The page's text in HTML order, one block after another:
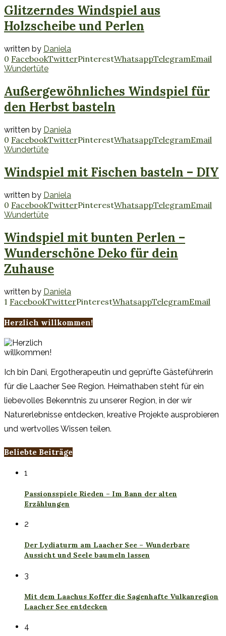
Glitzerndes Windspiel aus
Holzscheibe und Perlen
written by Daniela
0 FacebookTwitterPinterestWhatsappTelegramEmail
Wundertüte
Außergewöhnliches Windspiel für
den Herbst basteln
written by Daniela
0 FacebookTwitterPinterestWhatsappTelegramEmail
Wundertüte
Windspiel mit Fischen basteln – DIY
written by Daniela
0 FacebookTwitterPinterestWhatsappTelegramEmail
Wundertüte
Windspiel mit bunten Perlen –
Wunderschöne Deko für dein
Zuhause
written by Daniela
1 FacebookTwitterPinterestWhatsappTelegramEmail
Herzlich willkommen!
Ich bin Dani, Ergotherapeutin und geprüfte Gästeführerin
für die Laacher See Region. Heimathaben steht für ein
liebevolles Bekenntnis zu unserer Region, in der wir
Naturerlebnisse entdecken, kreative Projekte ausprobieren
und wertvolles Wissen teilen.
Beliebte Beiträge
1
Passionsspiele Rieden – Im Bann der alten
Erzählungen
2
Der Lydiaturm am Laacher See – Wunderbare
Aussicht und Seele baumeln lassen
3
Mit dem Laachus Koffer die Sagenhafte Vulkanregion
Laacher See entdecken
4